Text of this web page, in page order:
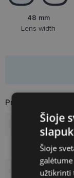
48 mm
Lens width
Product
Šioje
Šioje
užtikrinti